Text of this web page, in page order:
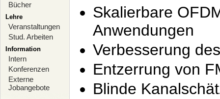
Bücher
Lehre
Veranstaltungen
Stud. Arbeiten
Information
Intern
Konferenzen
Externe
Jobangebote
Skalierbare
Anwendungen
Verbesserung
Entzerrung von
Blinde